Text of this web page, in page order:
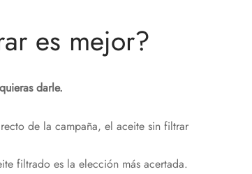
es mejor?
darle.
de la campaña, el aceite sin filtrar
filtrado es la elección más acertada.